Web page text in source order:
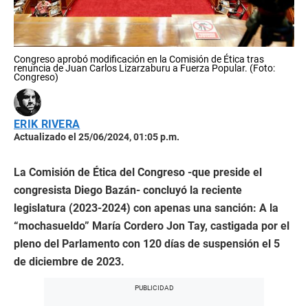
Congreso aprobó modificación en la Comisión de Ética tras
renuncia de Juan Carlos Lizarzaburu a Fuerza Popular. (Foto:
Congreso)
ERIK RIVERA
Actualizado el 25/06/2024, 01:05 p.m.
La Comisión de Ética del Congreso -que preside el
congresista Diego Bazán- concluyó la reciente
legislatura (2023-2024) con apenas una sanción: A la
“mochasueldo” María Cordero Jon Tay, castigada por el
pleno del Parlamento con 120 días de suspensión el 5
de diciembre de 2023.